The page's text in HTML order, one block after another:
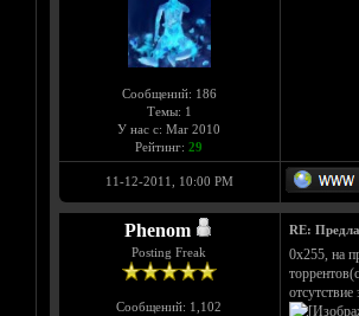
Сообщений: 186
Темы: 1
У нас с: Mar 2010
Рейтинг: 29
11-12-2011, 10:00 PM
Phenom
Posting Freak
Сообщений: 1,102
RE:
0х255, на